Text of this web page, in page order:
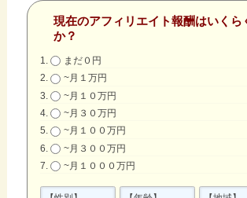
現在のアフィリエイト報酬はいくら
か？
まだ０円
~月１万円
~月１０万円
~月３０万円
~月１００万円
~月３００万円
~月１０００万円